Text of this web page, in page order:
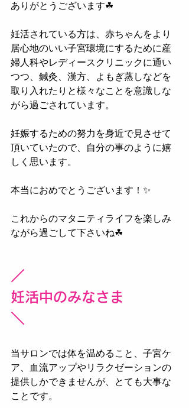
ありがとうございます☘
妊活されている方は、赤ちゃんをより
居心地のいい子宮環境にするために産
婦人科やレディースクリニックに通い
つつ、鍼灸、漢方、よもぎ蒸しなどを
取り入れたりと様々なことを意識しな
がら過ごされています。
妊娠するための努力を身近で見させて
頂いていたので、自分の事のように嬉
しく思います。
本当におめでとうございます！✨
これからのマタニティライフを楽しみ
ながら過ごして下さいね☘
／
妊活中のみなさま
＼
当サロンでは体を温めること、子宮ケ
ア、血流アップやリラクゼーションの
提供しかできませんが、とても大事な
ことです。